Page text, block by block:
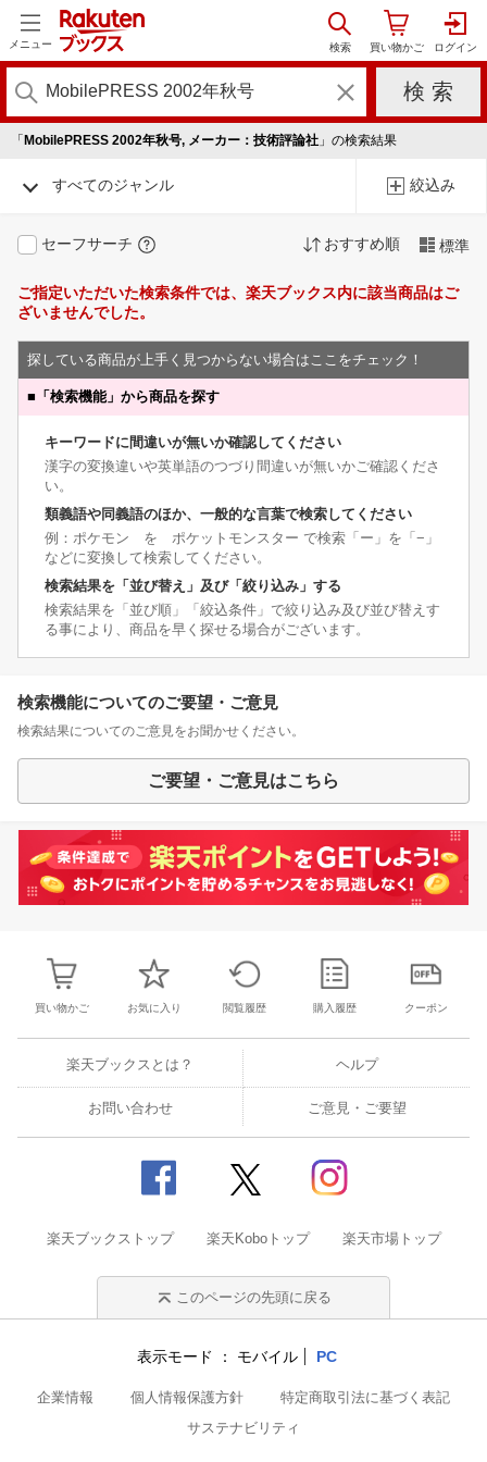
メニュー
「 MobilePRESS 2002年秋号, メーカー：技術評論社 」の検索結果
すべてのジャンル 絞込み
セーフサーチ おすすめ順 標準
ご指定いただいた検索条件では、楽天ブックス内に該当商品はご
ざいませんでした。
探している商品が上手く見つからない場合はここをチェック！
■ 「検索機能」から商品を探す
キーワードに間違いが無いか確認してください
漢字の変換違いや英単語のつづり間違いが無いかご確認くださ
い。
類義語や同義語のほか、一般的な言葉で検索してください
例：ポケモン を ポケットモンスター で検索「ー」を「−」
などに変換して検索してください。
検索結果を「並び替え」及び「絞り込み」する
検索結果を「並び順」「絞込条件」で絞り込み及び並び替えす
る事により、商品を早く探せる場合がございます。
検索機能についてのご要望・ご意見
検索結果についてのご意見をお聞かせください。
ご要望・ご意見はこちら
買い物かご お気に入り 閲覧履歴 購入履歴 クーポン
楽天ブックスとは？ ヘルプ
お問い合わせ ご意見・ご要望
楽天ブックストップ 楽天Koboトップ 楽天市場トップ
このページの先頭に戻る
表示モード モバイル PC
企業情報 個人情報保護方針
特定商取引法に基づく表記
サステナビリティ